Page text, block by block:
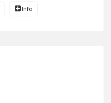
Info